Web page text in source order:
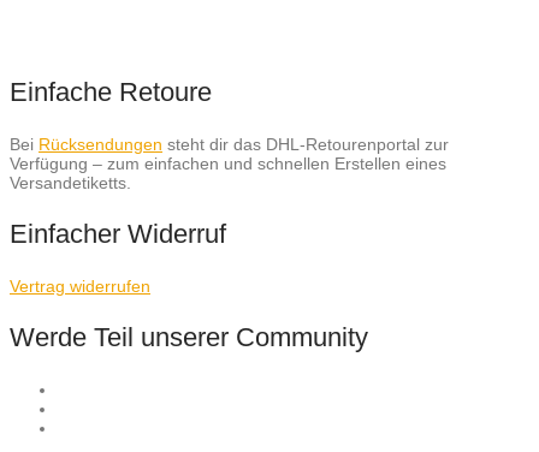
Einfache Retoure
Bei Rücksendungen steht dir das DHL-Retourenportal zur
Verfügung – zum einfachen und schnellen Erstellen eines
Versandetiketts.
Einfacher Widerruf
Vertrag widerrufen
Werde Teil unserer Community